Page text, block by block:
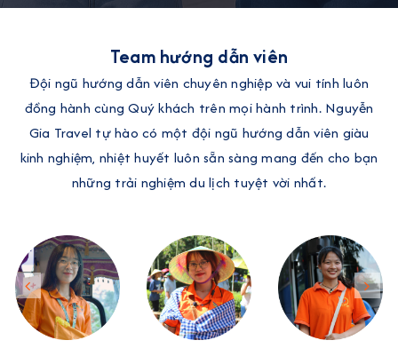
Team hướng dẫn viên
Đội ngũ hướng dẫn viên chuyên nghiệp và vui tính luôn
đồng hành cùng Quý khách trên mọi hành trình. Nguyễn
Gia Travel tự hào có một đội ngũ hướng dẫn viên giàu
kinh nghiệm, nhiệt huyết luôn sẵn sàng mang đến cho bạn
những trải nghiệm du lịch tuyệt vời nhất.